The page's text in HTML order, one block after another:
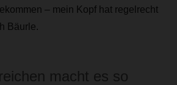
– mein Kopf hat regelrecht
Bäurle.
macht es so